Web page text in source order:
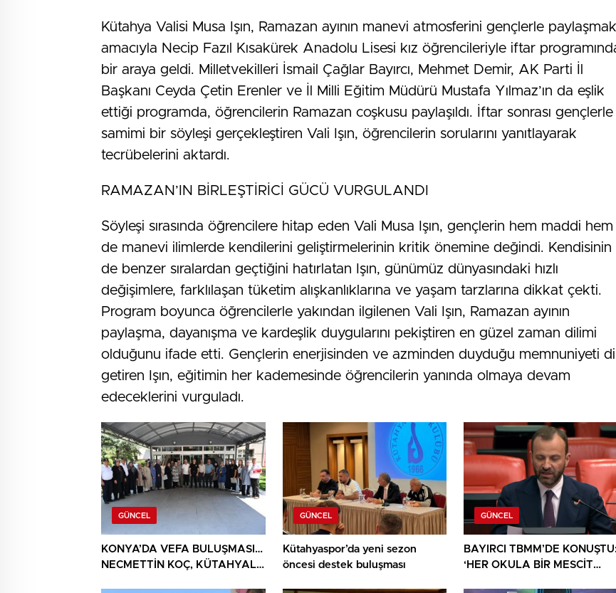
Kütahya Valisi Musa Işın, Ramazan ayının manevi atmosferini gençlerle paylaşmak
amacıyla Necip Fazıl Kısakürek Anadolu Lisesi kız öğrencileriyle iftar
bir araya geldi. Milletvekilleri İsmail Çağlar Bayırcı, Mehmet Demir, AK Parti İl
Başkanı Ceyda Çetin Erenler ve İl Milli Eğitim Müdürü Mustafa Yılmaz’ın da eşlik
ettiği programda, öğrencilerin Ramazan coşkusu paylaşıldı. İftar sonrası gençlerle
samimi bir söyleşi gerçekleştiren Vali Işın, öğrencilerin sorularını yanıtlayarak
tecrübelerini aktardı.
RAMAZAN’IN BİRLEŞTİRİCİ GÜCÜ VURGULANDI
Söyleşi sırasında öğrencilere hitap eden Vali Musa Işın, gençlerin hem maddi hem
de manevi ilimlerde kendilerini geliştirmelerinin kritik önemine değindi. Kendisinin
de benzer sıralardan geçtiğini hatırlatan Işın, günümüz dünyasındaki hızlı
değişimlere, farklılaşan tüketim alışkanlıklarına ve yaşam tarzlarına dikkat çekti.
Program boyunca öğrencilerle yakından ilgilenen Vali Işın, Ramazan ayının
paylaşma, dayanışma ve kardeşlik duygularını pekiştiren en güzel zaman dilimi
olduğunu ifade etti. Gençlerin enerjisinden ve azminden duyduğu memnuniyeti
getiren Işın, eğitimin her kademesinde öğrencilerin yanında olmaya devam
edeceklerini vurguladı.
GÜNCEL
KONYA’DA VEFA BULUŞMASI…
NECMETTİN KOÇ, KÜTAHYALI
GÜNCEL
Kütahyaspor’da yeni sezon
öncesi destek buluşması
GÜNCEL
BAYIRCI TBMM’DE KONUŞTU:
‘HER OKULA BİR MESCİT